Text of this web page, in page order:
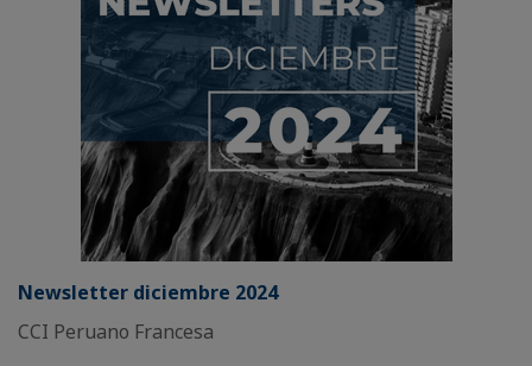
Newsletter diciembre 2024
CCI Peruano Francesa